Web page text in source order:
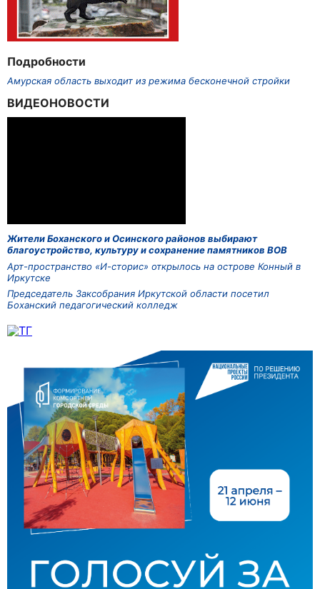
Подробности
Амурская область выходит из режима бесконечной стройки
ВИДЕОНОВОСТИ
Жители Боханского и Осинского районов выбирают
благоустройство, культуру и сохранение памятников ВОВ
Арт-пространство «И-сторис» открылось на острове Конный в
Иркутске
Председатель Заксобрания Иркутской области посетил
Боханский педагогический колледж